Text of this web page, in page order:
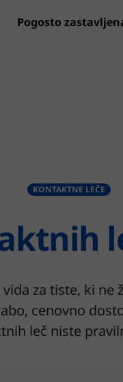
Preskoči
Pogosto
KONTAKTNE LEČE
za tiste, ki ne
cenovno
leč niste